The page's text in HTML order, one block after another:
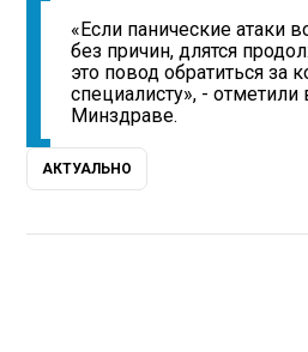
«Если панические атаки
без причин, длятся
это повод обратиться за
специалисту», -
Минздраве.
АКТУАЛЬНО